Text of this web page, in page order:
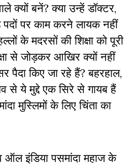
क्यों बनें? क्या उन्हें डॉक्टर,
पदों पर काम करने लायक नहीं
के मदरसों की शिक्षा को पूरी
से जोड़कर आखिर क्यों नहीं
पैदा किए जा रहे हैं? बहरहाल,
से ये मुद्दे एक सिरे से गायब हैं
मुस्लिमों के लिए चिंता का
ऑल इंडिया पसमांदा महाज के